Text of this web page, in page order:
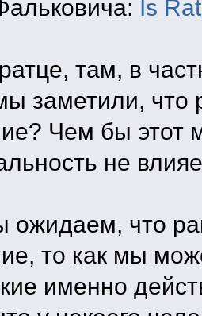
Is
там, в
заметили, что
Чем бы этот
не
ожидаем, что
то как мы
именно